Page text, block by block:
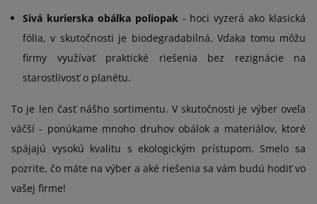
Sivá kurierska obálka poliopak - hoci vyzerá ako klasická
fólia, v skutočnosti je biodegradabilná. Vďaka tomu môžu
firmy využívať praktické riešenia bez rezignácie na
starostlivosť o planétu.
To je len časť nášho sortimentu. V skutočnosti je výber oveľa
väčší - ponúkame mnoho druhov obálok a materiálov, ktoré
spájajú vysokú kvalitu s ekologickým prístupom. Smelo sa
pozrite, čo máte na výber a aké riešenia sa vám budú hodiť vo
vašej firme!